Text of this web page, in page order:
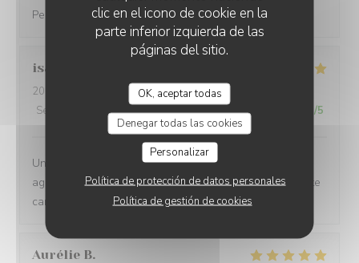
clic en el icono de cookie en la
parte inferior izquierda de las
páginas del sitio.
OK, aceptar todas
Denegar todas las cookies
Personalizar
Política de protección de datos personales
Política de gestión de cookies
Personnel et ambiance très sympa Plats bons
isabelle
2026-08-07
- 19:30 - Invitados 4
Servicio
Ambiente:4/5 Menú:4/5 Calidad / Precio /5
Un spor incroyable ! Cuisine bonne Personnel très
agréable ! Le seul point négatif la musique trop trop forte
car les enceintes ne sont pas de qualité.
Aurélie B